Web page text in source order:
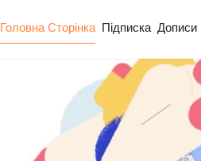
Головна Сторінка Підписка Дописи